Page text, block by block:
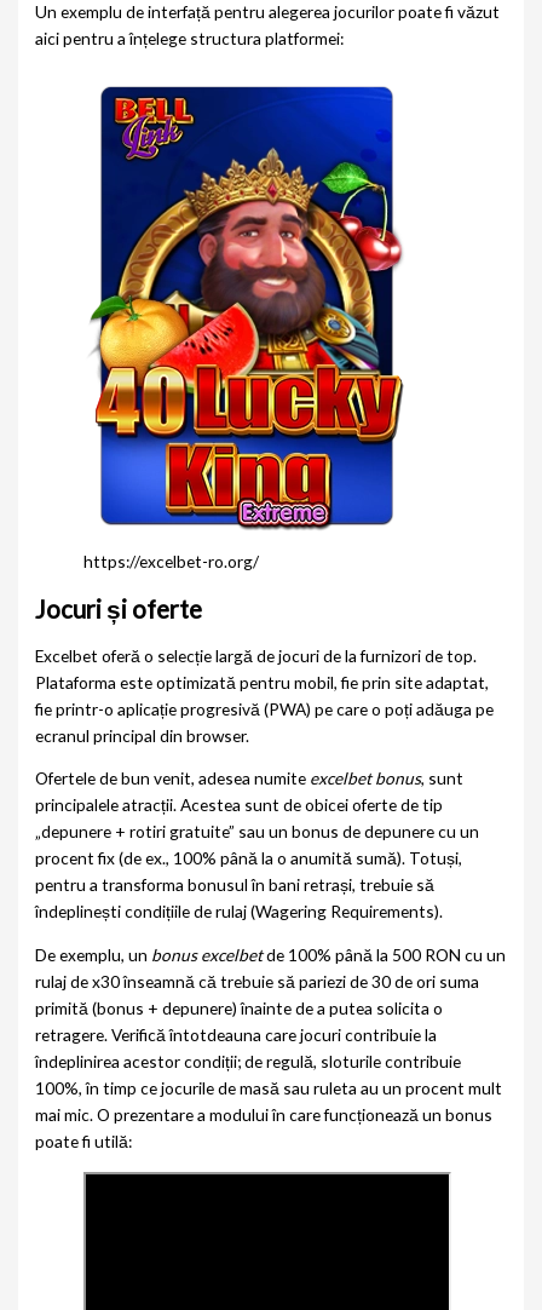
Un exemplu de interfață pentru alegerea jocurilor poate fi văzut
aici pentru a înțelege structura platformei:
https://excelbet-ro.org/
Jocuri și oferte
Excelbet oferă o selecție largă de jocuri de la furnizori de top.
Plataforma este optimizată pentru mobil, fie prin site adaptat,
fie printr-o aplicație progresivă (PWA) pe care o poți adăuga pe
ecranul principal din browser.
Ofertele de bun venit, adesea numite excelbet bonus, sunt
principalele atracții. Acestea sunt de obicei oferte de tip
„depunere + rotiri gratuite” sau un bonus de depunere cu un
procent fix (de ex., 100% până la o anumită sumă). Totuși,
pentru a transforma bonusul în bani retrași, trebuie să
îndeplinești condițiile de rulaj (Wagering Requirements).
De exemplu, un bonus excelbetde 100% până la 500 RON cu un
rulaj de x30 înseamnă că trebuie să pariezi de 30 de ori suma
primită (bonus + depunere) înainte de a putea solicita o
retragere. Verifică întotdeauna care jocuri contribuie la
îndeplinirea acestor condiții; de regulă, sloturile contribuie
100%, în timp ce jocurile de masă sau ruleta au un procent mult
mai mic. O prezentare a modului în care funcționează un bonus
poate fi utilă: